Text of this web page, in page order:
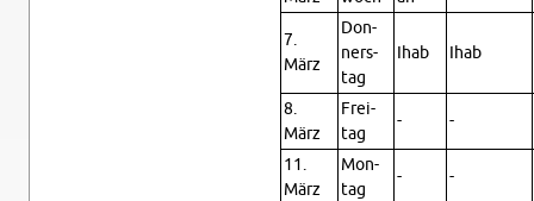
7.
März
Don­
ners­
tag
Ihab Ihab
8.
März
Frei­
tag
- -
11.
März
Mon­
tag
- -